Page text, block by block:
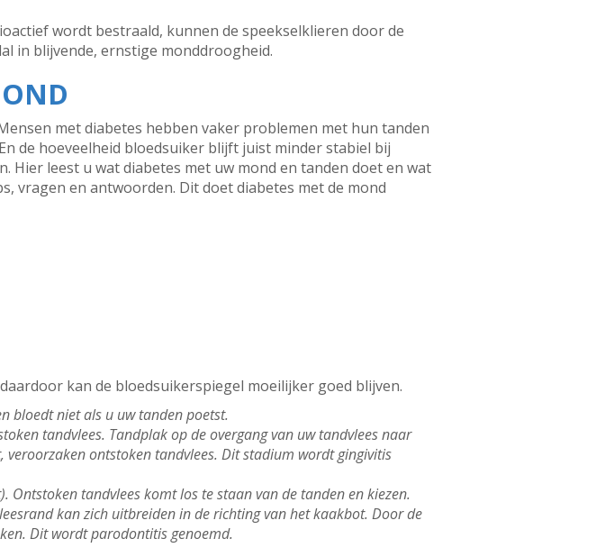
wordt bestraald, kunnen de speekselklieren door de
in blijvende, ernstige monddroogheid.
met diabetes hebben vaker problemen met hun tanden
de hoeveelheid bloedsuiker blijft juist minder stabiel bij
leest u wat diabetes met uw mond en tanden doet en wat
vragen en antwoorden. Dit doet diabetes met de mond
kan de bloedsuikerspiegel moeilijker goed blijven.
bloedt niet als u uw tanden poetst.
tandvlees. Tandplak op de overgang van uw tandvlees naar
ontstoken tandvlees. Dit stadium wordt gingivitis
Ontstoken tandvlees komt los te staan van de tanden en kiezen.
kan zich uitbreiden in de richting van het kaakbot. Door de
Dit wordt parodontitis genoemd.